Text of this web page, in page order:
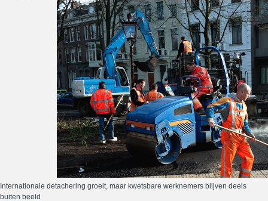
Internationale detachering groeit, maar kwetsbare werknemers blijven deels
buiten beeld